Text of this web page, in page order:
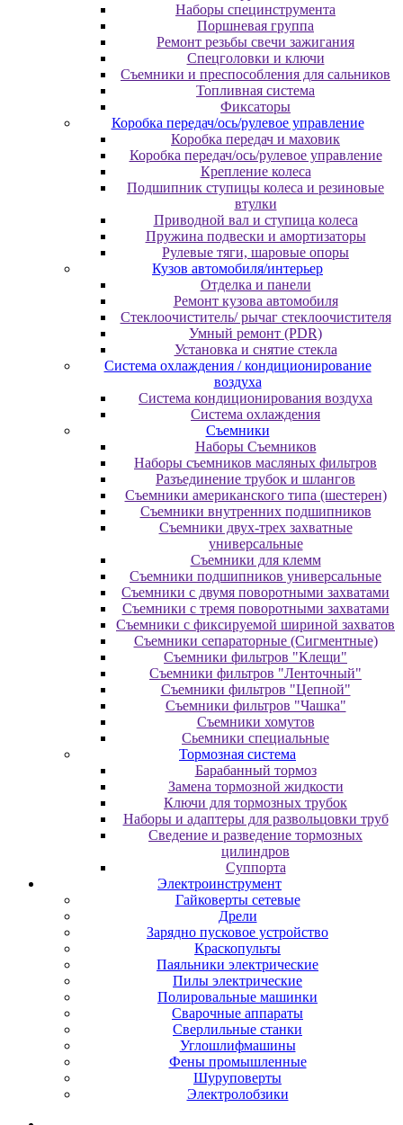
Наборы специнструмента
Поршневая группа
Ремонт резьбы свечи зажигания
Спецголовки и ключи
Съемники и преспособления для сальников
Топливная система
Фиксаторы
Коробка передач/ось/рулевое управление
Коробка передач и маховик
Коробка передач/ось/рулевое управление
Крепление колеса
Подшипник ступицы колеса и резиновые
втулки
Приводной вал и ступица колеса
Пружина подвески и амортизаторы
Рулевые тяги, шаровые опоры
Кузов автомобиля/интерьер
Отделка и панели
Ремонт кузова автомобиля
Стеклоочиститель/ рычаг стеклоочистителя
Умный ремонт (PDR)
Установка и снятие стекла
Система охлаждения / кондиционирование
воздуха
Система кондиционирования воздуха
Система охлаждения
Съемники
Наборы Съемников
Наборы съемников масляных фильтров
Разъединение трубок и шлангов
Съемники американского типа (шестерен)
Съемники внутренних подшипников
Съемники двух-трех захватные
универсальные
Съемники для клемм
Съемники подшипников универсальные
Съемники с двумя поворотными захватами
Съемники с тремя поворотными захватами
Съемники с фиксируемой шириной захватов
Съемники сепараторные (Сигментные)
Съемники фильтров "Клещи"
Съемники фильтров "Ленточный"
Съемники фильтров "Цепной"
Съемники фильтров "Чашка"
Съемники хомутов
Сьемники специальные
Тормозная система
Барабанный тормоз
Замена тормозной жидкости
Ключи для тормозных трубок
Наборы и адаптеры для развольцовки труб
Сведение и разведение тормозных
цилиндров
Суппорта
Электроинструмент
Гайковерты сетевые
Дрели
Зарядно пусковое устройство
Краскопульты
Паяльники электрические
Пилы электрические
Полировальные машинки
Сварочные аппараты
Сверлильные станки
Углошлифмашины
Фены промышленные
Шуруповерты
Электролобзики